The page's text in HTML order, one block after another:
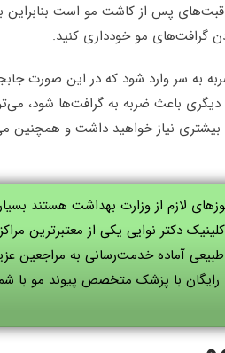
پس از کاشت مو است بنابراین
گرافت‌های مو خودداری کنید.
به سر وارد شود که در این صورت
باعث ضربه به گرافت‌ها شود،
نیاز خواهید داشت و همچنین
لازم از وزارت بهداشت هستند
دکتر نوایی یکی از معتبرترین مراکز
آماده خدمت‌رسانی به مراجعین
با پزشک متخصص پیوند مو با